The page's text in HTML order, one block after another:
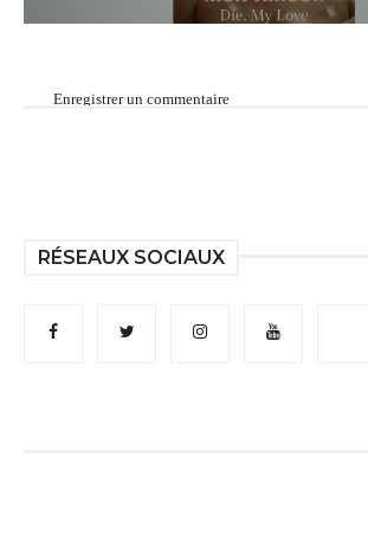
Enregistrer un commentaire
RÉSEAUX SOCIAUX